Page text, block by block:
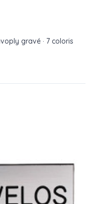
gravé · 7 coloris